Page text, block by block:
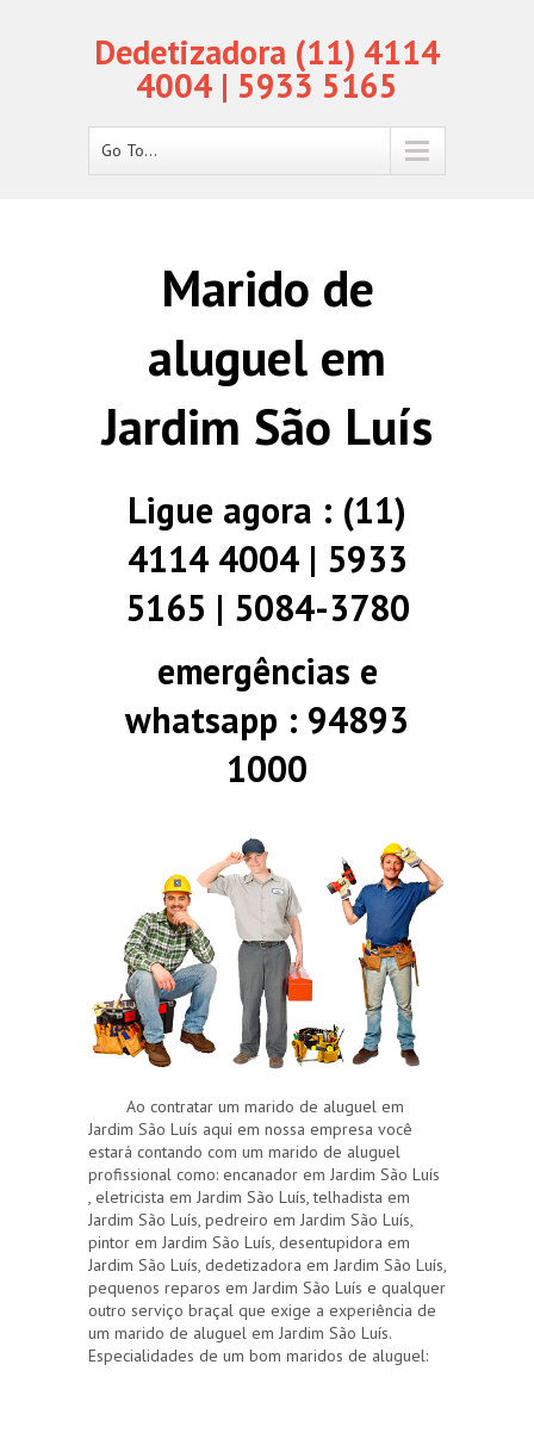
Dedetizadora (11) 4114
4004 | 5933 5165
Go To...
Marido de
aluguel em
Jardim São Luís
Ligue agora : (11)
4114 4004 | 5933
5165 | 5084-3780
emergências e
whatsapp : 94893
1000
Ao contratar um marido de aluguel em
Jardim São Luís aqui em nossa empresa você
estará contando com um marido de aluguel
profissional como: encanador em Jardim São Luís
, eletricista em Jardim São Luís, telhadista em
Jardim São Luís, pedreiro em Jardim São Luís,
pintor em Jardim São Luís, desentupidora em
Jardim São Luís, dedetizadora em Jardim São Luís,
pequenos reparos em Jardim São Luís e qualquer
outro serviço braçal que exige a experiência de
um marido de aluguel em Jardim São Luís.
Especialidades de um bom maridos de aluguel: